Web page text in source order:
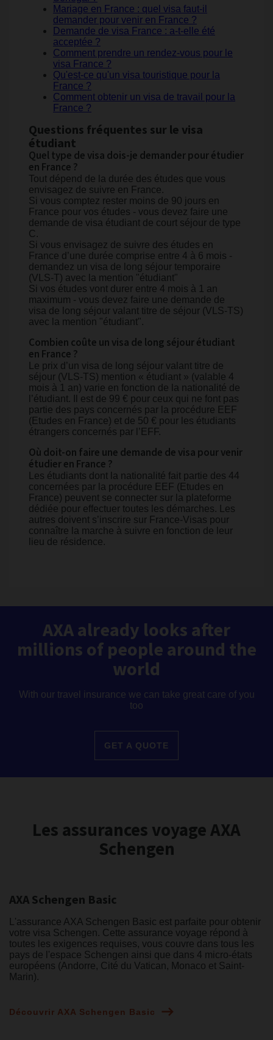
Mariage en France : quel visa faut-il
demander pour venir en France ?
Demande de visa France : a-t-elle été
acceptée ?
Comment prendre un rendez-vous pour le
visa France ?
Qu'est-ce qu'un visa touristique pour la
France ?
Comment obtenir un visa de travail pour la
France ?
Questions fréquentes sur le visa
étudiant
Quel type de visa dois-je demander pour étudier
en France ?
Tout dépend de la durée des études que vous
envisagez de suivre en France.
Si vous comptez rester moins de 90 jours en
France pour vos études - vous devez faire une
demande de visa étudiant de court séjour de type
C.
Si vous envisagez de suivre des études en
France d’une durée comprise entre 4 à 6 mois -
demandez un visa de long séjour temporaire
(VLS-T) avec la mention "étudiant"
Si vos études vont durer entre 4 mois à 1 an
maximum - vous devez faire une demande de
visa de long séjour valant titre de séjour (VLS-TS)
avec la mention "étudiant".
Combien coûte un visa de long séjour étudiant
en France ?
Le prix d’un visa de long séjour valant titre de
séjour (VLS-TS) mention « étudiant » (valable 4
mois à 1 an) varie en fonction de la nationalité de
l’étudiant. Il est de 99 € pour ceux qui ne font pas
partie des pays concernés par la procédure EEF
(Etudes en France) et de 50 € pour les étudiants
étrangers concernés par l’EFF.
Où doit-on faire une demande de visa pour venir
étudier en France ?
Les étudiants dont la nationalité fait partie des 44
concernées par la procédure EEF (Etudes en
France) peuvent se connecter sur la plateforme
dédiée pour effectuer toutes les démarches. Les
autres doivent s’inscrire sur France-Visas pour
connaître la marche à suivre en fonction de leur
lieu de résidence.
AXA already looks after
millions of people around the
world
With our travel insurance we can take great care of you
too
GET A QUOTE
Les assurances voyage AXA
Schengen
AXA Schengen Basic
L'assurance AXA Schengen Basic est parfaite pour obtenir
votre visa Schengen. Cette assurance voyage répond à
toutes les exigences requises, vous couvre dans tous les
pays de l'espace Schengen ainsi que dans 4 micro-états
européens (Andorre, Cité du Vatican, Monaco et Saint-
Marin).
Découvrir AXA Schengen Basic